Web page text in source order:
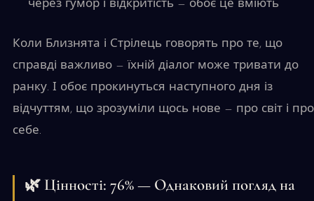
через гумор і відкритість — обоє це вміють
Коли Близнята і Стрілець говорять про те, що
справді важливо — їхній діалог може тривати до
ранку. І обоє прокинуться наступного дня із
відчуттям, що зрозуміли щось нове — про світ і про
себе.
🌿 Цінності: 76% — Однаковий погляд на